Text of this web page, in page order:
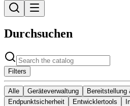
Durchsuchen
Filters
Alle Geräteverwaltung
Bereitstellung
Endpunktsicherheit
Entwicklertools